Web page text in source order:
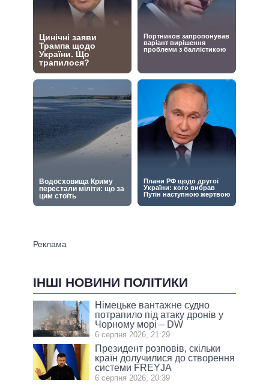
ІНШІ НОВИНИ ПОЛІТИКИ
Німецьке вантажне судно
потрапило під атаку дронів у
Чорному морі – DW
6 серпня 2026, 21:29
Президент розповів, скільки
країн долучилися до створення
системи FREYJA
6 серпня 2026, 20:39